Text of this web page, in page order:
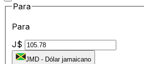
Para
Para
J$
JMD - Dólar jamaicano